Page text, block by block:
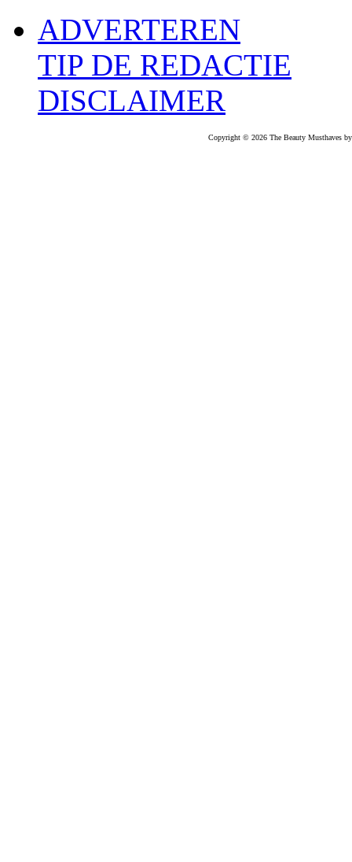
ADVERTEREN
TIP DE REDACTIE
DISCLAIMER
Copyright © 2026 The Beauty Musthaves